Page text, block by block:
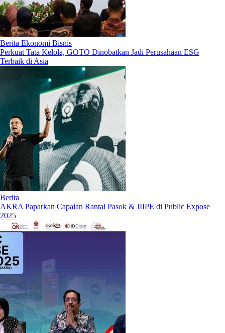
Berita Ekonomi Bisnis
Perkuat Tata Kelola, GOTO Dinobatkan Jadi Perusahaan ESG
Terbaik di Asia
Berita
AKRA Paparkan Capaian Rantai Pasok & JIIPE di Public Expose
2025